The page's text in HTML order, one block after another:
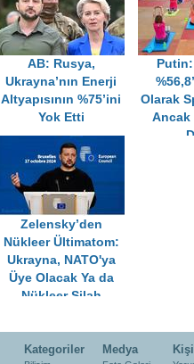
AB: Rusya,
Ukrayna’nın Enerji
Altyapısının %75’ini
Yok Etti
Olarak
Ancak
Zelensky’den
Nükleer Ültimatom:
Ukrayna, NATO'ya
Üye Olacak Ya da
Nükleer Silah
Kategoriler Medya